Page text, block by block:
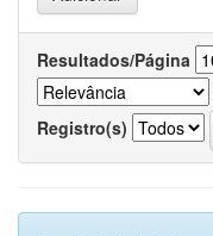
Resultados/Página
Registro(s)